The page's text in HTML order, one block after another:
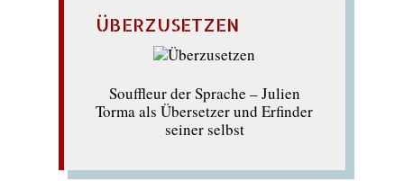
ÜBERZUSETZEN
Souffleur der Sprache – Julien
Torma als Übersetzer und Erfinder
seiner selbst